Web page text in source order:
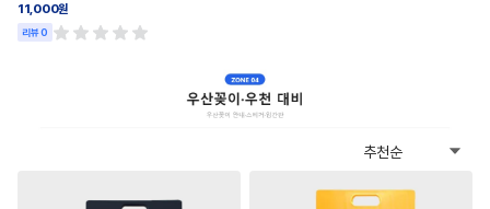
11,000원
리뷰 0